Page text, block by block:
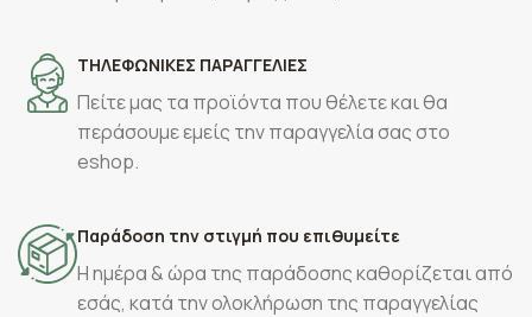
ΤΗΛΕΦΩΝΙΚΕΣ ΠΑΡΑΓΓΕΛΙΕΣ
Πείτε μας τα προϊόντα που θέλετε και θα
περάσουμε εμείς την παραγγελία σας στο
eshop.
Παράδοση την στιγμή που επιθυμείτε
Η ημέρα & ώρα της παράδοσης καθορίζεται από
εσάς, κατά την ολοκλήρωση της παραγγελίας